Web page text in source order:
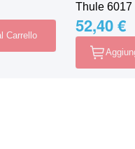
Carrello
Thule 6017
52,40 €